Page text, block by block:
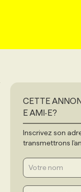
CETTE
E AMI‧E?
Inscrivez son
transmettrons